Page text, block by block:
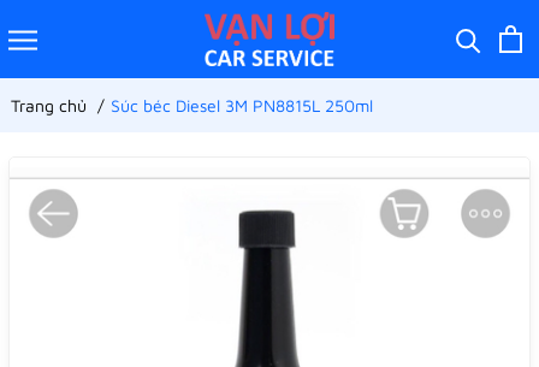
Trang chủ Súc béc Diesel 3M PN8815L 250ml